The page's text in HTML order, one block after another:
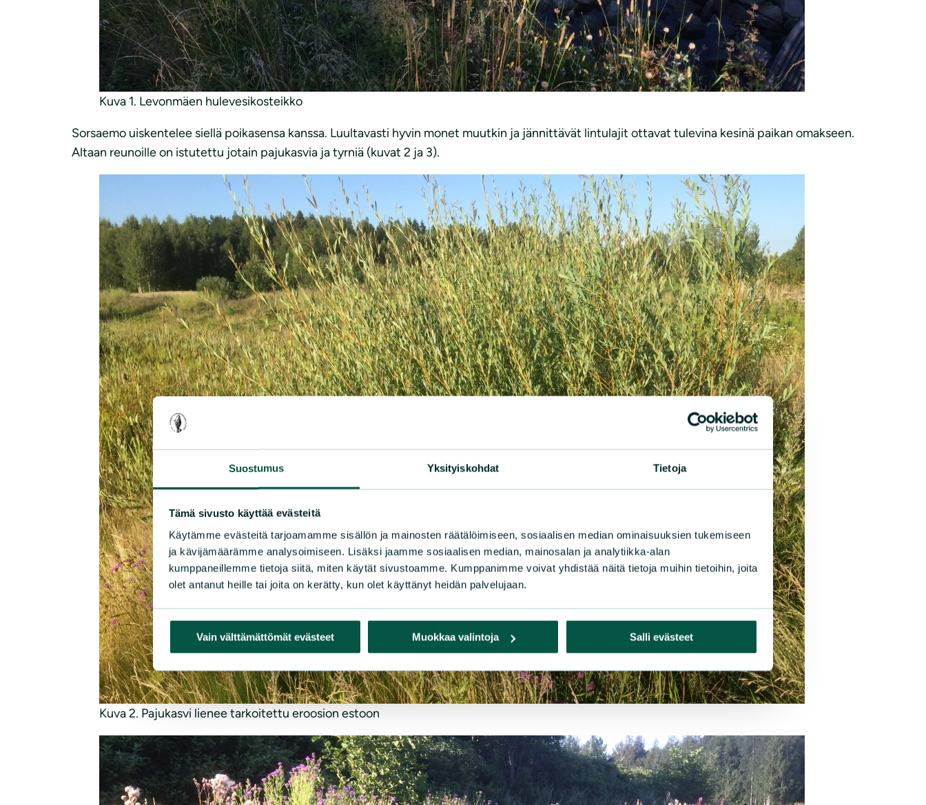
Suostumus Yksityiskohdat Tietoja
Tämä sivusto käyttää evästeitä
Käytämme evästeitä tarjoamamme sisällön ja mainosten räätälöimiseen, sosiaalisen median ominaisuuksien tukemiseen
ja kävijämäärämme analysoimiseen. Lisäksi jaamme sosiaalisen median, mainosalan ja analytiikka-alan
kumppaneillemme tietoja siitä, miten käytät sivustoamme. Kumppanimme voivat yhdistää näitä tietoja muihin tietoihin, joita
olet antanut heille tai joita on kerätty, kun olet käyttänyt heidän palvelujaan.
Vain välttämättömät evästeet Muokkaa valintoja Salli evästeet
Kuva 1. Levonmäen hulevesikosteikko
Sorsaemo uiskentelee siellä poikasensa kanssa. Luultavasti hyvin monet muutkin ja jännittävät lintulajit ottavat tulevina kesinä paikan omakseen.
Altaan reunoille on istutettu jotain pajukasvia ja tyrniä (kuvat 2 ja 3).
Kuva 2. Pajukasvi lienee tarkoitettu eroosion estoon